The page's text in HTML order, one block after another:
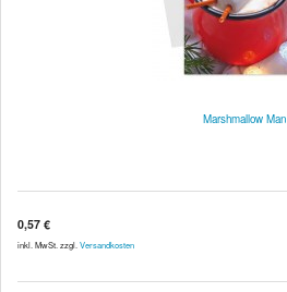
Marshmallow Man
0,57 €
inkl. MwSt. zzgl. Versandkosten